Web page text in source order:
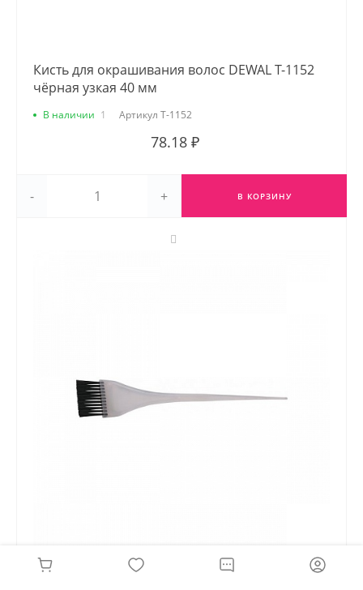
Кисть для окрашивания волос DEWAL T-1152
чёрная узкая 40 мм
В наличии 1 Артикул T-1152
78.18 ₽
- + В КОРЗИНУ
Кисть для окрашивания волос DEWAL T-1152T